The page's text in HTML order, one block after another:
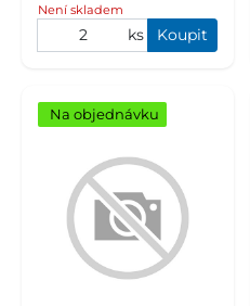
Není skladem
ks Koupit
Na objednávku